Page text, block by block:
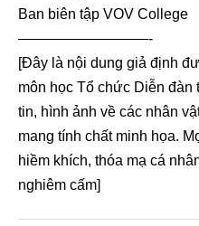
Ban biên tập VOV College
—————————-
[Đây là nội dung giả định
môn học Tổ chức Diễn đàn
tin, hình ảnh về các nhân
mang tính chất minh họa.
hiềm khích, thóa mạ cá
nghiêm cấm]